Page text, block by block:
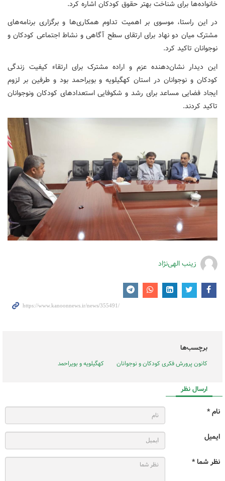
خانواده‌ها برای شناخت بهتر حقوق کودکان اشاره کرد.
در این راستا، موسوی بر اهمیت تداوم همکاری‌ها و برگزاری برنامه‌های
مشترک میان دو نهاد برای ارتقای سطح آگاهی و نشاط اجتماعی کودکان و
نوجوانان تاکید کرد.
این دیدار نشان‌دهنده عزم و اراده مشترک برای ارتقاء کیفیت زندگی
کودکان و نوجوانان در استان کهگیلویه و بویراحمد بود و طرفین بر لزوم
ایجاد فضایی مساعد برای رشد و شکوفایی استعدادهای کودکان ونوجوانان
تاکید کردند.
زینب الهی‌نژاد
برچسب‌ها
کانون پرورش فکری کودکان و نوجوانان کهگیلویه و بویراحمد
ارسال نظر
نام *
ایمیل
نظر شما *